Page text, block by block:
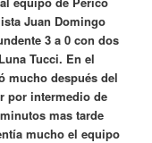
Juan Domingo
3 a 0 con dos
Tucci. En el
mucho después del
por intermedio de
mas tarde
mucho el equipo